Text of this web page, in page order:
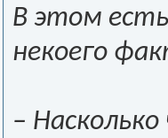
В этом
некоего
–